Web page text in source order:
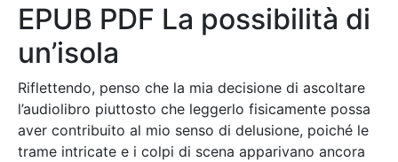
EPUB PDF La possibilità di
un’isola
Riflettendo, penso che la mia decisione di ascoltare
l’audiolibro piuttosto che leggerlo fisicamente possa
aver contribuito al mio senso di delusione, poiché le
trame intricate e i colpi di scena apparivano ancora